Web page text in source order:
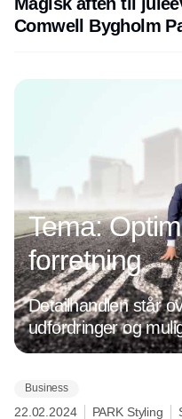
Comwell Bygholm
Tema:
forretning
Detailhandlen står
udfordringer og
præget af digital
handler det om at
Business
22.02.2024 PARK Styling